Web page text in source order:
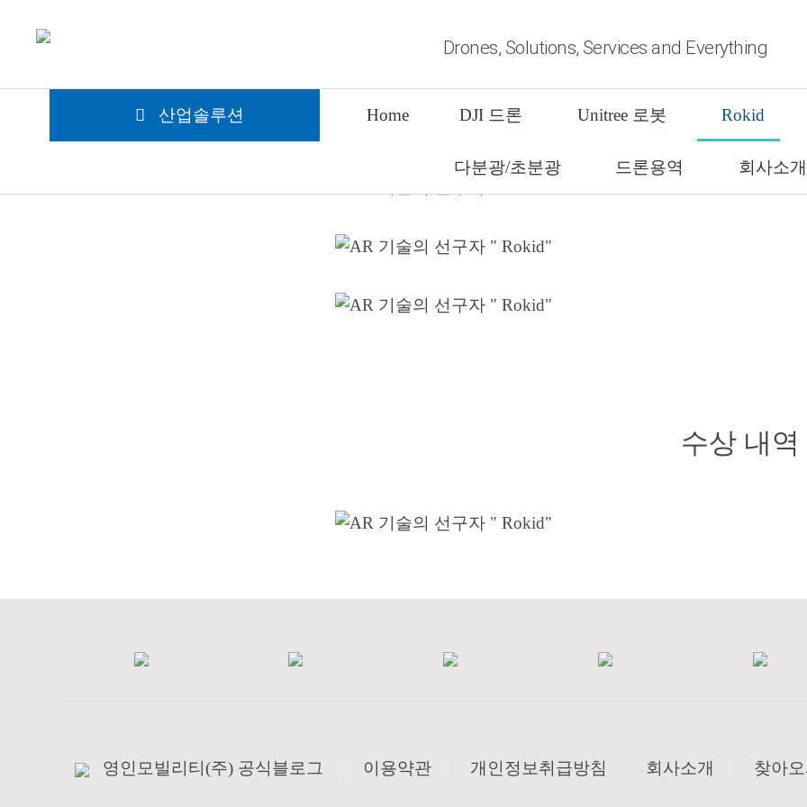
Drones, Solutions, Services and Everything
산업솔루션 Home DJI 드론 Unitree 로봇 Rokid
다분광/초분광 드론용역 회사소개
AR 기술의 선구자 " Rokid"의 스마트 글라스와 AR글라
수상 내역
영인모빌리티(주) 공식블로그 이용약관 개인정보취급방침 회사소개 찾아